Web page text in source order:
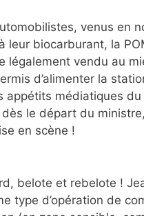
venus en
leur biocarburant, la
légalement vendu au
d’alimenter la
médiatiques du
le départ du
en scène !
belote et rebelote !
type d’opération de